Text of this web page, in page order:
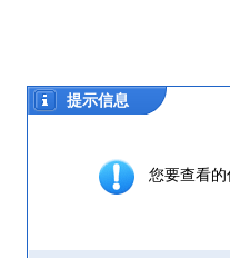
提示信息
您要查看